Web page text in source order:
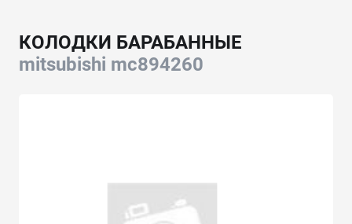
КОЛОДКИ БАРАБАННЫЕ
mitsubishi mc894260